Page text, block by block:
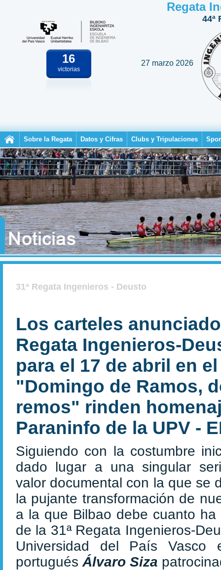
16
victorias
Regata
44ª
27 marzo 2026
Sobre la Regata Datos y Cifras Clubs y Tripulaciones
31ª Regata Ingenieros - Deusto
Los carteles
Regata Ingenieros-
para el 17 de abril en
"Domingo de Ramos,
remos" rinden
Paraninfo de la UPV -
Siguiendo con la costumbre
dado lugar a una singular
valor documental con la que se
la pujante transformación de
a la que Bilbao debe cuanto
de la 31ª Regata Ingenieros-
Universidad del País Vasco
portugués Álvaro Siza